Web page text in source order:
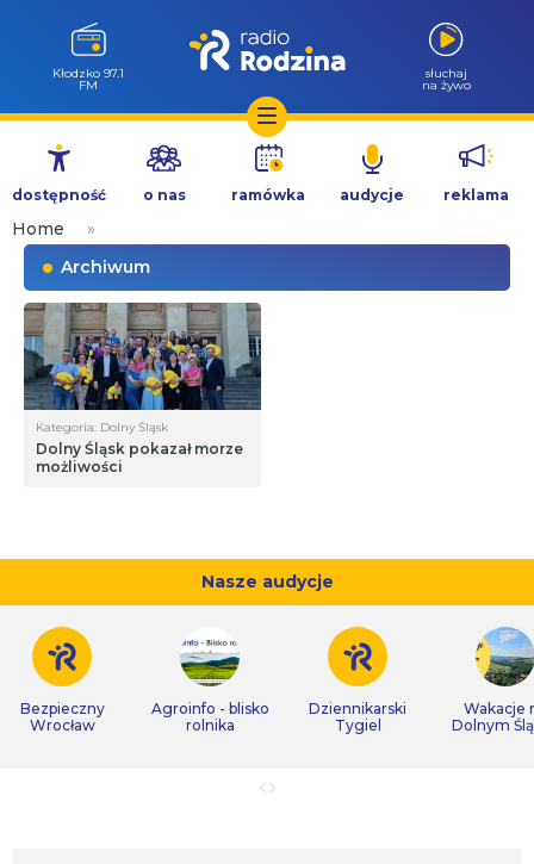
Przejdź
treści
Kłodzko 97.1
FM
słuchaj
na żywo
dostępność o nas ramówka audycje reklama
Home
»
Archiwum
Kategoria: Dolny Śląsk
Dolny Śląsk pokazał morze
możliwości
Nasze audycje
Bezpieczny
Wrocław
Agroinfo - blisko
rolnika
Dziennikarski
Tygiel
Wakacje
Dolnym